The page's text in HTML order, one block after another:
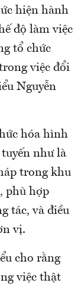
hiện hành
độ làm việc
tổ chức
việc đổi
Nguyễn
hóa hình
như là
trong khu
phù hợp
tác, và điều
vị.
cho rằng
việc thật